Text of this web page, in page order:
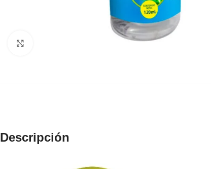
Descripción